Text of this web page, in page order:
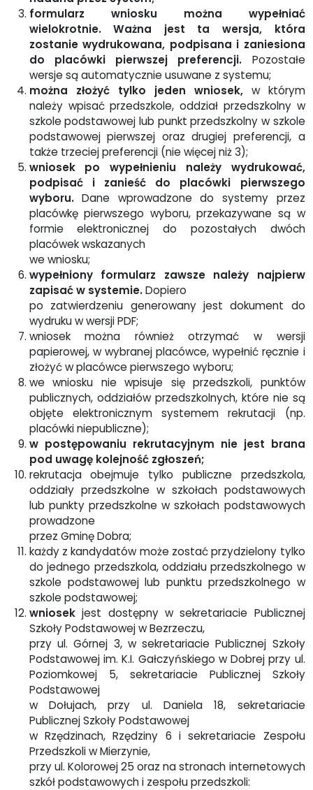
formularz wniosku można wypełniać
wielokrotnie. Ważna jest ta wersja, która
zostanie wydrukowana, podpisana i zaniesiona
do placówki pierwszej preferencji. Pozostałe
wersje są automatycznie usuwane z systemu;
można złożyć tylko jeden wniosek,w którym
należy wpisać przedszkole, oddział przedszkolny w
szkole podstawowej lub punkt przedszkolny w szkole
podstawowej pierwszej oraz drugiej preferencji, a
także trzeciej preferencji (nie więcej niż 3);
wniosek po wypełnieniu należy wydrukować,
podpisać i zanieść do placówki pierwszego
wyboru.Dane wprowadzone do systemy przez
placówkę pierwszego wyboru, przekazywane są w
formie elektronicznej do pozostałych dwóch
placówek wskazanych
we wniosku;
wypełniony formularz zawsze należy najpierw
zapisać w systemie.Dopiero
po zatwierdzeniu generowany jest dokument do
wydruku w wersji PDF;
wniosek można również otrzymać w wersji
papierowej, w wybranej placówce, wypełnić ręcznie i
złożyć w placówce pierwszego wyboru;
we wniosku nie wpisuje się przedszkoli, punktów
publicznych, oddziałów przedszkolnych, które nie są
objęte elektronicznym systemem rekrutacji (np.
placówki niepubliczne);
w postępowaniu rekrutacyjnym nie jest brana
pod uwagę kolejność zgłoszeń;
rekrutacja obejmuje tylko publiczne przedszkola,
oddziały przedszkolne w szkołach podstawowych
lub punkty przedszkolne w szkołach podstawowych
prowadzone
przez Gminę Dobra;
każdy z kandydatów może zostać przydzielony tylko
do jednego przedszkola, oddziału przedszkolnego w
szkole podstawowej lub punktu przedszkolnego w
szkole podstawowej;
wniosekjest dostępny w sekretariacie Publicznej
Szkoły Podstawowej w Bezrzeczu,
przy ul. Górnej 3, w sekretariacie Publicznej Szkoły
Podstawowej im. K.I. Gałczyńskiego w Dobrej przy ul.
Poziomkowej 5, sekretariacie Publicznej Szkoły
Podstawowej
w Dołujach, przy ul. Daniela 18, sekretariacie
Publicznej Szkoły Podstawowej
w Rzędzinach, Rzędziny 6 i sekretariacie Zespołu
Przedszkoli w Mierzynie,
przy ul. Kolorowej 25 oraz na stronach internetowych
szkół podstawowych i zespołu przedszkoli: